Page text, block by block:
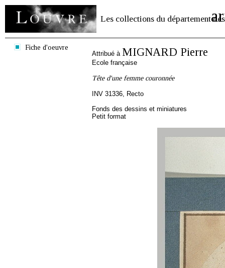
Les collections du département des
Fiche d'oeuvre
Attribué à MIGNARD Pierre
Ecole française
Tête d'une femme couronnée
INV 31336, Recto
Fonds des dessins et miniatures
Petit format